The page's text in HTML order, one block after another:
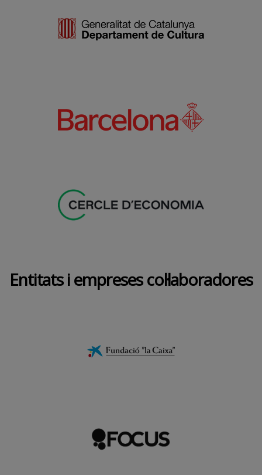
Entitats i empreses col·laboradores